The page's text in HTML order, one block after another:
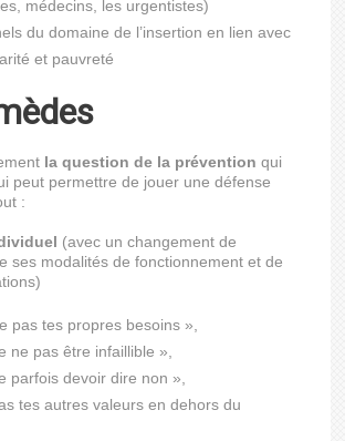
médecins, les urgentistes)
du domaine de l’insertion en lien avec
et pauvreté
la question de la prévention qui
peut permettre de jouer une défense
:
(avec un changement de
ses modalités de fonctionnement et de
pas tes propres besoins »,
ne pas être infaillible »,
parfois devoir dire non »,
tes autres valeurs en dehors du